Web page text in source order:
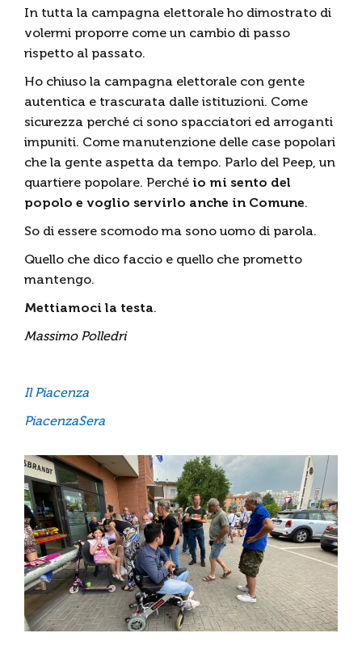
In tutta la campagna elettorale ho dimostrato di
volermi proporre come un cambio di passo
rispetto al passato.
Ho chiuso la campagna elettorale con gente
autentica e trascurata dalle istituzioni. Come
sicurezza perché ci sono spacciatori ed arroganti
impuniti. Come manutenzione delle case popolari
che la gente aspetta da tempo. Parlo del Peep, un
quartiere popolare. Perché io mi sento del
popolo e voglio servirlo anche in Comune.
So di essere scomodo ma sono uomo di parola.
Quello che dico faccio e quello che prometto
mantengo.
Mettiamoci la testa.
Massimo Polledri
Il Piacenza
PiacenzaSera